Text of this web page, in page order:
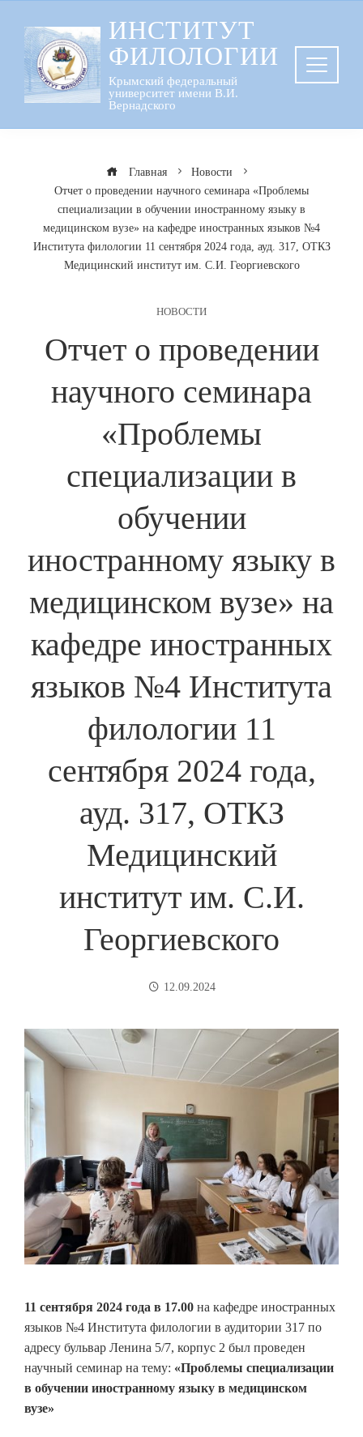
содержанию
ИНСТИТУТ
ФИЛОЛОГИИ
Крымский федеральный
университет имени В.И.
Вернадского
Главная
Новости
Отчет о проведении научного семинара «Проблемы
специализации в обучении иностранному языку в
медицинском вузе» на кафедре иностранных языков №4
Института филологии 11 сентября 2024 года, ауд. 317, ОТКЗ
Медицинский институт им. С.И. Георгиевского
НОВОСТИ
Отчет о проведении
научного семинара
«Проблемы
специализации в
обучении
иностранному языку в
медицинском вузе» на
кафедре иностранных
языков №4 Института
филологии 11
сентября 2024 года,
ауд. 317, ОТКЗ
Медицинский
институт им. С.И.
Георгиевского
12.09.2024
11 сентября 2024 года в 17.00 на кафедре иностранных
языков №4 Института филологии в аудитории 317 по
адресу бульвар Ленина 5/7, корпус 2 был проведен
научный семинар на тему: «Проблемы специализации
в обучении иностранному языку в медицинском
вузе»